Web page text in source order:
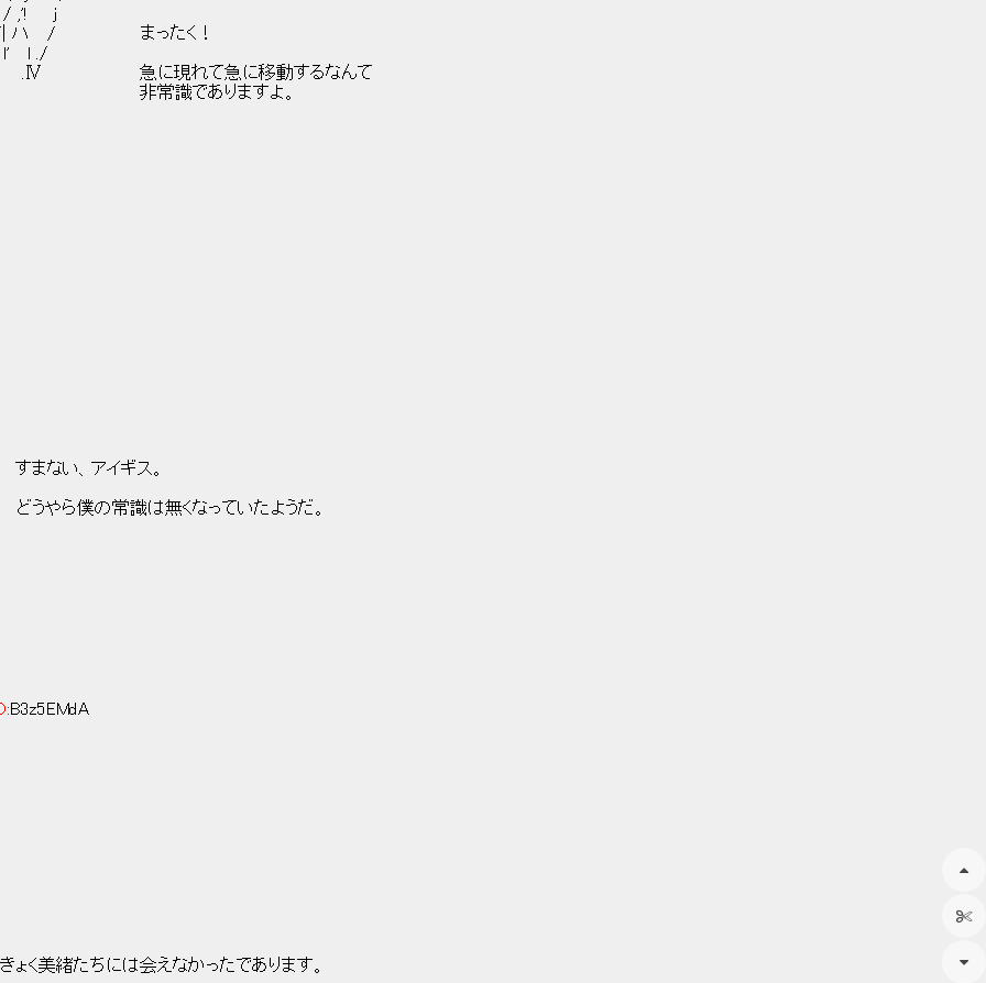
/ ,'! j
| ハ / まったく！
./
て急に移動するなんて
識でありますよ。
、アイギス。
は無くなっていたようだ。
B3z5EMdA
ちには会えなかったであります。